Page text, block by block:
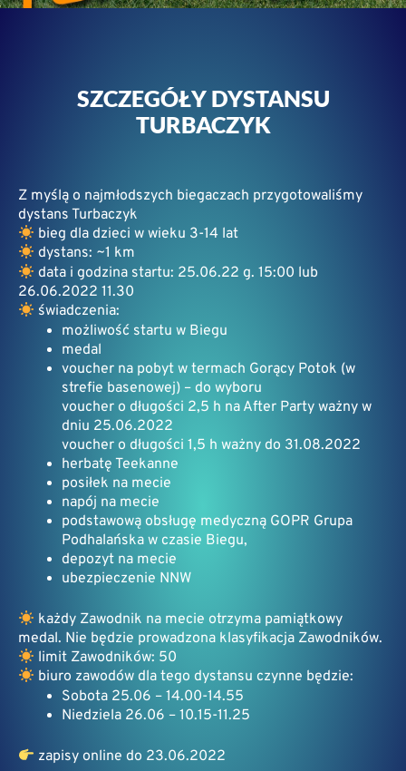
SZCZEGÓŁY DYSTANSU
TURBACZYK
Z myślą o najmłodszych biegaczach przygotowaliśmy
dystans Turbaczyk
bieg dla dzieci w wieku 3-14 lat
dystans: ~1 km
data i godzina startu: 25.06.22 g. 15:00 lub
26.06.2022 11.30
świadczenia:
możliwość startu w Biegu
medal
voucher na pobyt w termach Gorący Potok (w
strefie basenowej) – do wyboru
voucher o długości 2,5 h na After Party ważny w
dniu 25.06.2022
voucher o długości 1,5 h ważny do 31.08.2022
herbatę Teekanne
posiłek na mecie
napój na mecie
podstawową obsługę medyczną GOPR Grupa
Podhalańska w czasie Biegu,
depozyt na mecie
ubezpieczenie NNW
każdy Zawodnik na mecie otrzyma pamiątkowy
medal. Nie będzie prowadzona klasyfikacja Zawodników.
limit Zawodników: 50
biuro zawodów dla tego dystansu czynne będzie:
Sobota 25.06 – 14.00-14.55
Niedziela 26.06 – 10.15-11.25
zapisy online do 23.06.2022